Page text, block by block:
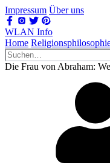
Impressum Über uns
WLAN Info
Home
Die Frau von Abraham: